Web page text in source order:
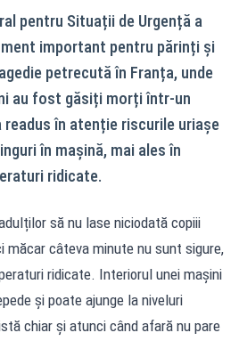
pentru Situații de Urgență a
important pentru părinți și
petrecută în Franța, unde
au fost găsiți morți într-un
readus în atenție riscurile uriașe
în mașină, mai ales în
ridicate.
să nu lase niciodată copiii
măcar câteva minute nu sunt sigure,
ridicate. Interiorul unei mașini
și poate ajunge la niveluri
chiar și atunci când afară nu pare